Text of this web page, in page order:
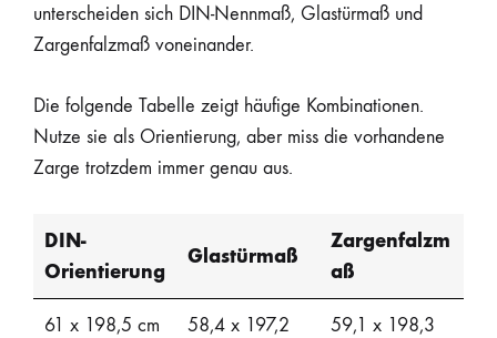
unterscheiden sich DIN-Nennmaß, Glastürmaß und
Zargenfalzmaß voneinander.
Die folgende Tabelle zeigt häufige Kombinationen.
Nutze sie als Orientierung, aber miss die vorhandene
Zarge trotzdem immer genau aus.
DIN-
Orientierung
Glastürmaß
Zargenfalzm
aß
61 x 198,5 cm
58,4 x 197,2
59,1 x 198,3